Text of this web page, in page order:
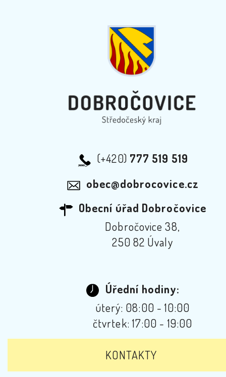
(+420) 777 519 519
obec@dobrocovice.cz
Obecní úřad Dobročovice
Dobročovice 38,
250 82 Úvaly
Úřední hodiny:
úterý: 08:00 - 10:00
čtvrtek: 17:00 - 19:00
KONTAKTY